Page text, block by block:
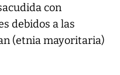
con
debidos a las
(etnia mayoritaria)